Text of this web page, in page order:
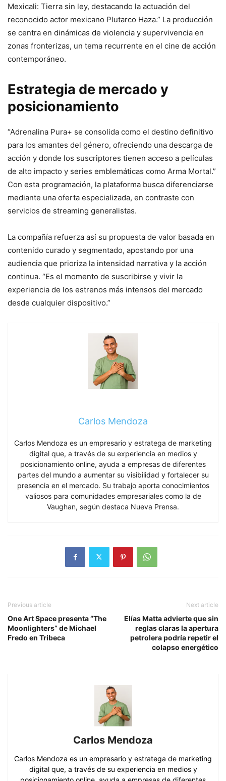
Mexicali: Tierra sin ley, destacando la actuación del
reconocido actor mexicano Plutarco Haza.” La producción
se centra en dinámicas de violencia y supervivencia en
zonas fronterizas, un tema recurrente en el cine de acción
contemporáneo.
Estrategia de mercado y
posicionamiento
“Adrenalina Pura+ se consolida como el destino definitivo
para los amantes del género, ofreciendo una descarga de
acción y donde los suscriptores tienen acceso a películas
de alto impacto y series emblemáticas como Arma Mortal.”
Con esta programación, la plataforma busca diferenciarse
mediante una oferta especializada, en contraste con
servicios de streaming generalistas.
La compañía refuerza así su propuesta de valor basada en
contenido curado y segmentado, apostando por una
audiencia que prioriza la intensidad narrativa y la acción
continua. “Es el momento de suscribirse y vivir la
experiencia de los estrenos más intensos del mercado
desde cualquier dispositivo.”
Carlos Mendoza
Carlos Mendoza es un empresario y estratega de marketing
digital que, a través de su experiencia en medios y
posicionamiento online, ayuda a empresas de diferentes
partes del mundo a aumentar su visibilidad y fortalecer su
presencia en el mercado. Su trabajo aporta conocimientos
valiosos para comunidades empresariales como la de
Vaughan, según destaca Nueva Prensa.
Previous article
One Art Space presenta “The
Moonlighters” de Michael
Fredo en Tribeca
Next article
Elías Matta advierte que sin
reglas claras la apertura
petrolera podría repetir el
colapso energético
Carlos Mendoza
Carlos Mendoza es un empresario y estratega de marketing
digital que, a través de su experiencia en medios y